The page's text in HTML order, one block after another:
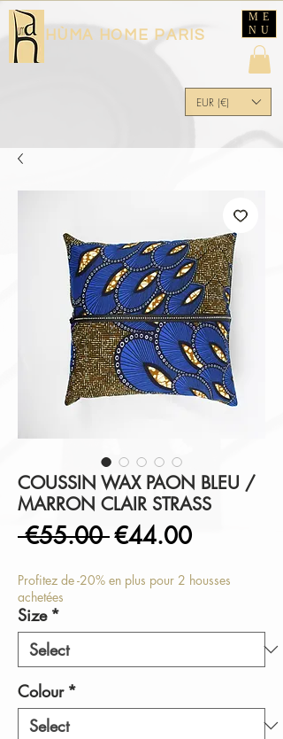
EUR (€)
ME
NU
HÙMA HOME PARIS
COUSSIN WAX PAON BLEU /
MARRON CLAIR STRASS
€55.00 Regular
€44.00Sale
Profitez de -20% en plus pour 2 housses
achetées
Size *
Colour *